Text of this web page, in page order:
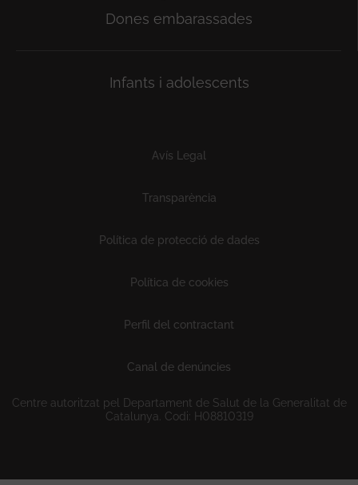
Dones embarassades
Infants i adolescents
Avís Legal
Transparència
Política de protecció de dades
Política de cookies
Perfil del contractant
Canal de denúncies
Centre autoritzat pel Departament de Salut de la Generalitat de
Catalunya. Codi: H08810319